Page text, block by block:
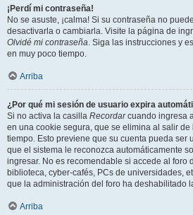
¡Perdí mi contraseña!
No se asuste, ¡calma! Si su contraseña no
desactivarla o cambiarla. Visite la página de
Olvidé mi contraseña. Siga las instrucciones y
en muy poco tiempo.
Arriba
¿Por qué mi sesión de usuario expira
Si no activa la casilla Recordarcuando ingresa
en una cookie segura, que se elimina al salir
tiempo. Esto previene que su cuenta pueda ser
que el sistema le reconozca automáticamente
ingresar. No es recomendable si accede al foro
biblioteca, cyber-cafés, PCs de universidades,
que la administración del foro ha deshabilitado
Arriba